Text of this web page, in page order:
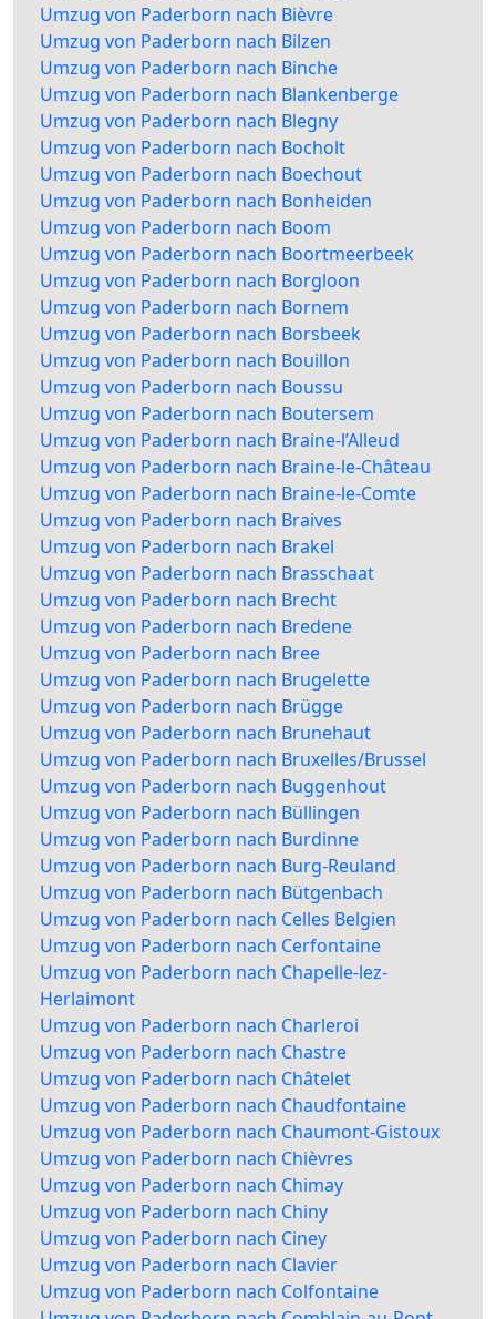
Umzug von Paderborn nach Bièvre
Umzug von Paderborn nach Bilzen
Umzug von Paderborn nach Binche
Umzug von Paderborn nach Blankenberge
Umzug von Paderborn nach Blegny
Umzug von Paderborn nach Bocholt
Umzug von Paderborn nach Boechout
Umzug von Paderborn nach Bonheiden
Umzug von Paderborn nach Boom
Umzug von Paderborn nach Boortmeerbeek
Umzug von Paderborn nach Borgloon
Umzug von Paderborn nach Bornem
Umzug von Paderborn nach Borsbeek
Umzug von Paderborn nach Bouillon
Umzug von Paderborn nach Boussu
Umzug von Paderborn nach Boutersem
Umzug von Paderborn nach Braine-l’Alleud
Umzug von Paderborn nach Braine-le-Château
Umzug von Paderborn nach Braine-le-Comte
Umzug von Paderborn nach Braives
Umzug von Paderborn nach Brakel
Umzug von Paderborn nach Brasschaat
Umzug von Paderborn nach Brecht
Umzug von Paderborn nach Bredene
Umzug von Paderborn nach Bree
Umzug von Paderborn nach Brugelette
Umzug von Paderborn nach Brügge
Umzug von Paderborn nach Brunehaut
Umzug von Paderborn nach Bruxelles/Brussel
Umzug von Paderborn nach Buggenhout
Umzug von Paderborn nach Büllingen
Umzug von Paderborn nach Burdinne
Umzug von Paderborn nach Burg-Reuland
Umzug von Paderborn nach Bütgenbach
Umzug von Paderborn nach Celles Belgien
Umzug von Paderborn nach Cerfontaine
Umzug von Paderborn nach Chapelle-lez-
Herlaimont
Umzug von Paderborn nach Charleroi
Umzug von Paderborn nach Chastre
Umzug von Paderborn nach Châtelet
Umzug von Paderborn nach Chaudfontaine
Umzug von Paderborn nach Chaumont-Gistoux
Umzug von Paderborn nach Chièvres
Umzug von Paderborn nach Chimay
Umzug von Paderborn nach Chiny
Umzug von Paderborn nach Ciney
Umzug von Paderborn nach Clavier
Umzug von Paderborn nach Colfontaine